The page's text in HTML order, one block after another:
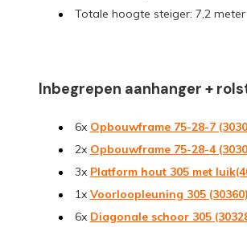
Totale hoogte steiger: 7,2 meter
Inbegrepen aanhanger +
6x Opbouwframe 75-28-7
2x Opbouwframe 75-28-4
3x Platform hout 305 met
1x Voorloopleuning 305 (30360)
6x Diagonale schoor 305